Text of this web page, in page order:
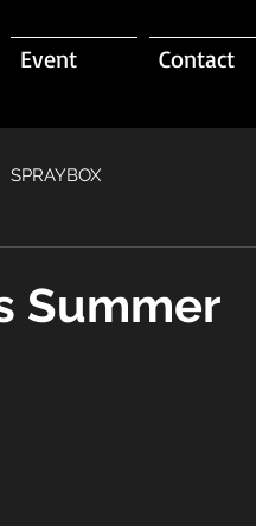
Event Contact
SPRAYBOX
Summer